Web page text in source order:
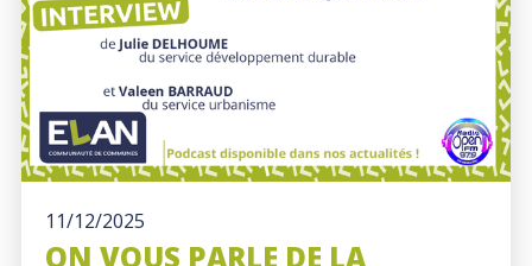
11/12/2025
ON VOUS PARLE DE LA